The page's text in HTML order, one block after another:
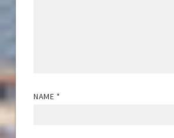
NAME *